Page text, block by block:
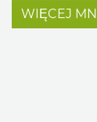
WIĘCEJ